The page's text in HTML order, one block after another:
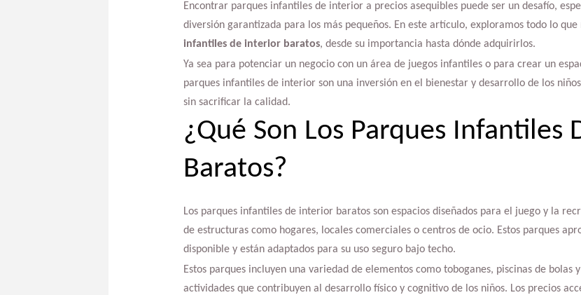
Encontrar parques infantiles de interior a precios asequibles puede ser un desafío,
diversión garantizada para los más pequeños. En este artículo, exploramos todo lo que
infantiles de interior baratos, desde su importancia hasta dónde adquirirlos.
Ya sea para potenciar un negocio con un área de juegos infantiles o para crear un
parques infantiles de interior son una inversión en el bienestar y desarrollo de los
sin sacrificar la calidad.
¿Qué Son Los Parques Infantiles
Baratos?
Los parques infantiles de interior baratos son espacios diseñados para el juego y la
de estructuras como hogares, locales comerciales o centros de ocio. Estos parques
disponible y están adaptados para su uso seguro bajo techo.
Estos parques incluyen una variedad de elementos como toboganes, piscinas de bolas
actividades que contribuyen al desarrollo físico y cognitivo de los niños. Los precios